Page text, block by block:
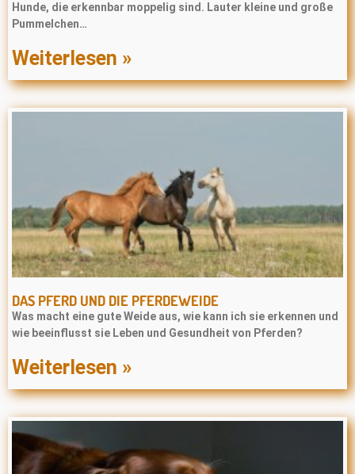
Hunde, die erkennbar moppelig sind. Lauter kleine und große
Pummelchen…
Weiterlesen »
DAS PFERD UND DIE PFERDEWEIDE
Was macht eine gute Weide aus, wie kann ich sie erkennen und
wie beeinflusst sie Leben und Gesundheit von Pferden?
Weiterlesen »